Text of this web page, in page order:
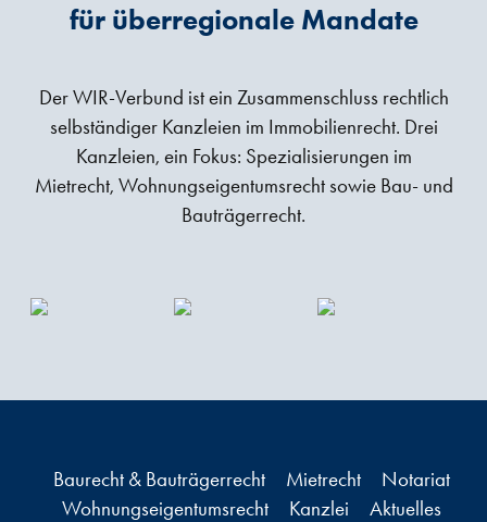
für überregionale Mandate
Der WIR-Verbund ist ein Zusammenschluss rechtlich
selbständiger Kanzleien im Immobilienrecht. Drei
Kanzleien, ein Fokus: Spezialisierungen im
Mietrecht, Wohnungseigentumsrecht sowie Bau- und
Bauträgerrecht.
Baurecht & Bauträgerrecht Mietrecht
Notariat
Wohnungseigentumsrecht
Kanzlei Aktuelles